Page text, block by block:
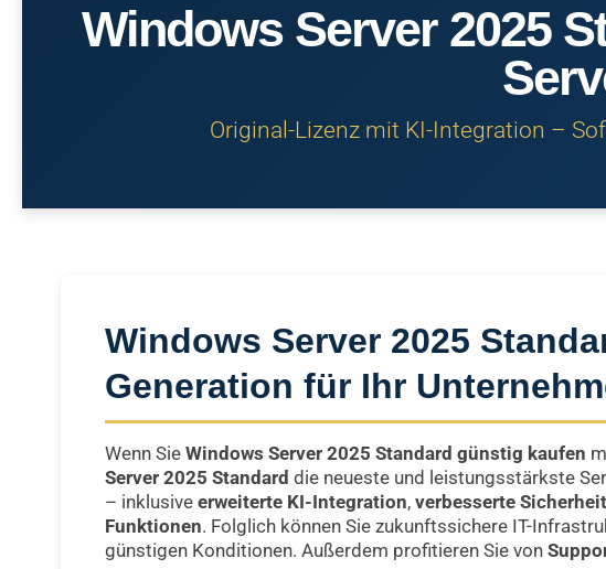
Windows Server 2025
Original-Lizenz mit KI-Integration –
Windows Server 2025
Generation für Ihr
Wenn Sie Windows Server 2025 Standard günstig kaufen
Server 2025 Standard die neueste und leistungsstärkste
– inklusive erweiterte KI-Integration, verbesserte
Funktionen. Folglich können Sie zukunftssichere IT-
günstigen Konditionen. Außerdem profitieren Sie von